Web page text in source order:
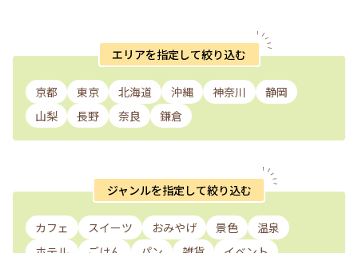
エリアを指定して絞り込む
京都 東京 北海道 沖縄 神奈川
静岡
山梨
長野 奈良 鎌倉
ジャンルを指定して絞り込む
カフェ スイーツ おみやげ 景色
温泉